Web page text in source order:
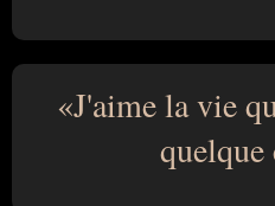
J'aime la vie
quelque